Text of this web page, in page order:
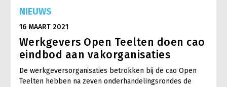
Medewerkers
Vakgroepbestuurders
Vacatures
Pers
Contact
NIEUWS
16 MAART 2021
Werkgevers Open Teelten doen cao
eindbod aan vakorganisaties
De werkgeversorganisaties betrokken bij de cao Open
Teelten hebben na zeven onderhandelingsrondes de